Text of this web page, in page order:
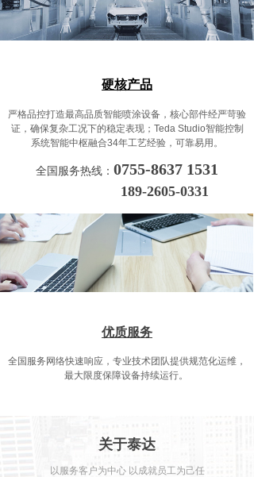
全国服务热线： 0755-8637 1531
189-2605-0331
严格品控打造最高品质智能喷涂设备，核心部件经严苛验
证，确保复杂工况下的稳定表现；Teda Studio智能控制
系统智能中枢融合34年工艺经验，可靠易用。
硬核产品
优质服务
全国服务网络快速响应，专业技术团队提供规范化运维，
最大限度保障设备持续运行。
关于泰达
以服务客户为中心 以成就员工为己任